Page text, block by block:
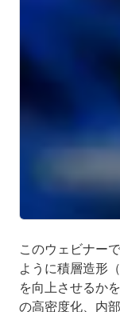
このウェビナー
ように積層造形
を向上させるか
の高密度化、内